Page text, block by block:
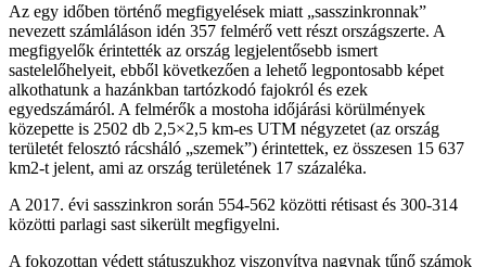
Az egy időben történő megfigyelések miatt „sasszinkronnak”
nevezett számláláson idén 357 felmérő vett részt országszerte. A
megfigyelők érintették az ország legjelentősebb ismert
sastelelőhelyeit, ebből következően a lehető legpontosabb képet
alkothatunk a hazánkban tartózkodó fajokról és ezek
egyedszámáról. A felmérők a mostoha időjárási körülmények
közepette is 2502 db 2,5×2,5 km-es UTM négyzetet (az ország
területét felosztó rácsháló „szemek”) érintettek, ez összesen 15 637
km2-t jelent, ami az ország területének 17 százaléka.
A 2017. évi sasszinkron során 554-562 közötti rétisast és 300-314
közötti parlagi sast sikerült megfigyelni.
A fokozottan védett státuszukhoz viszonyítva nagynak tűnő számok